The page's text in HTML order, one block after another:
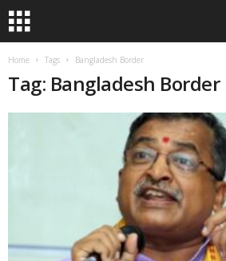
Home Tags Bangladesh Border
Tag: Bangladesh Border